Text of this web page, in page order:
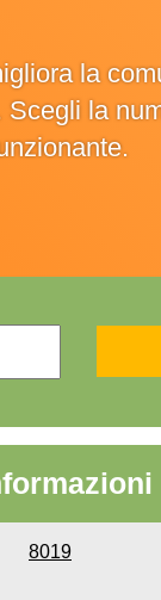
la
la
8019